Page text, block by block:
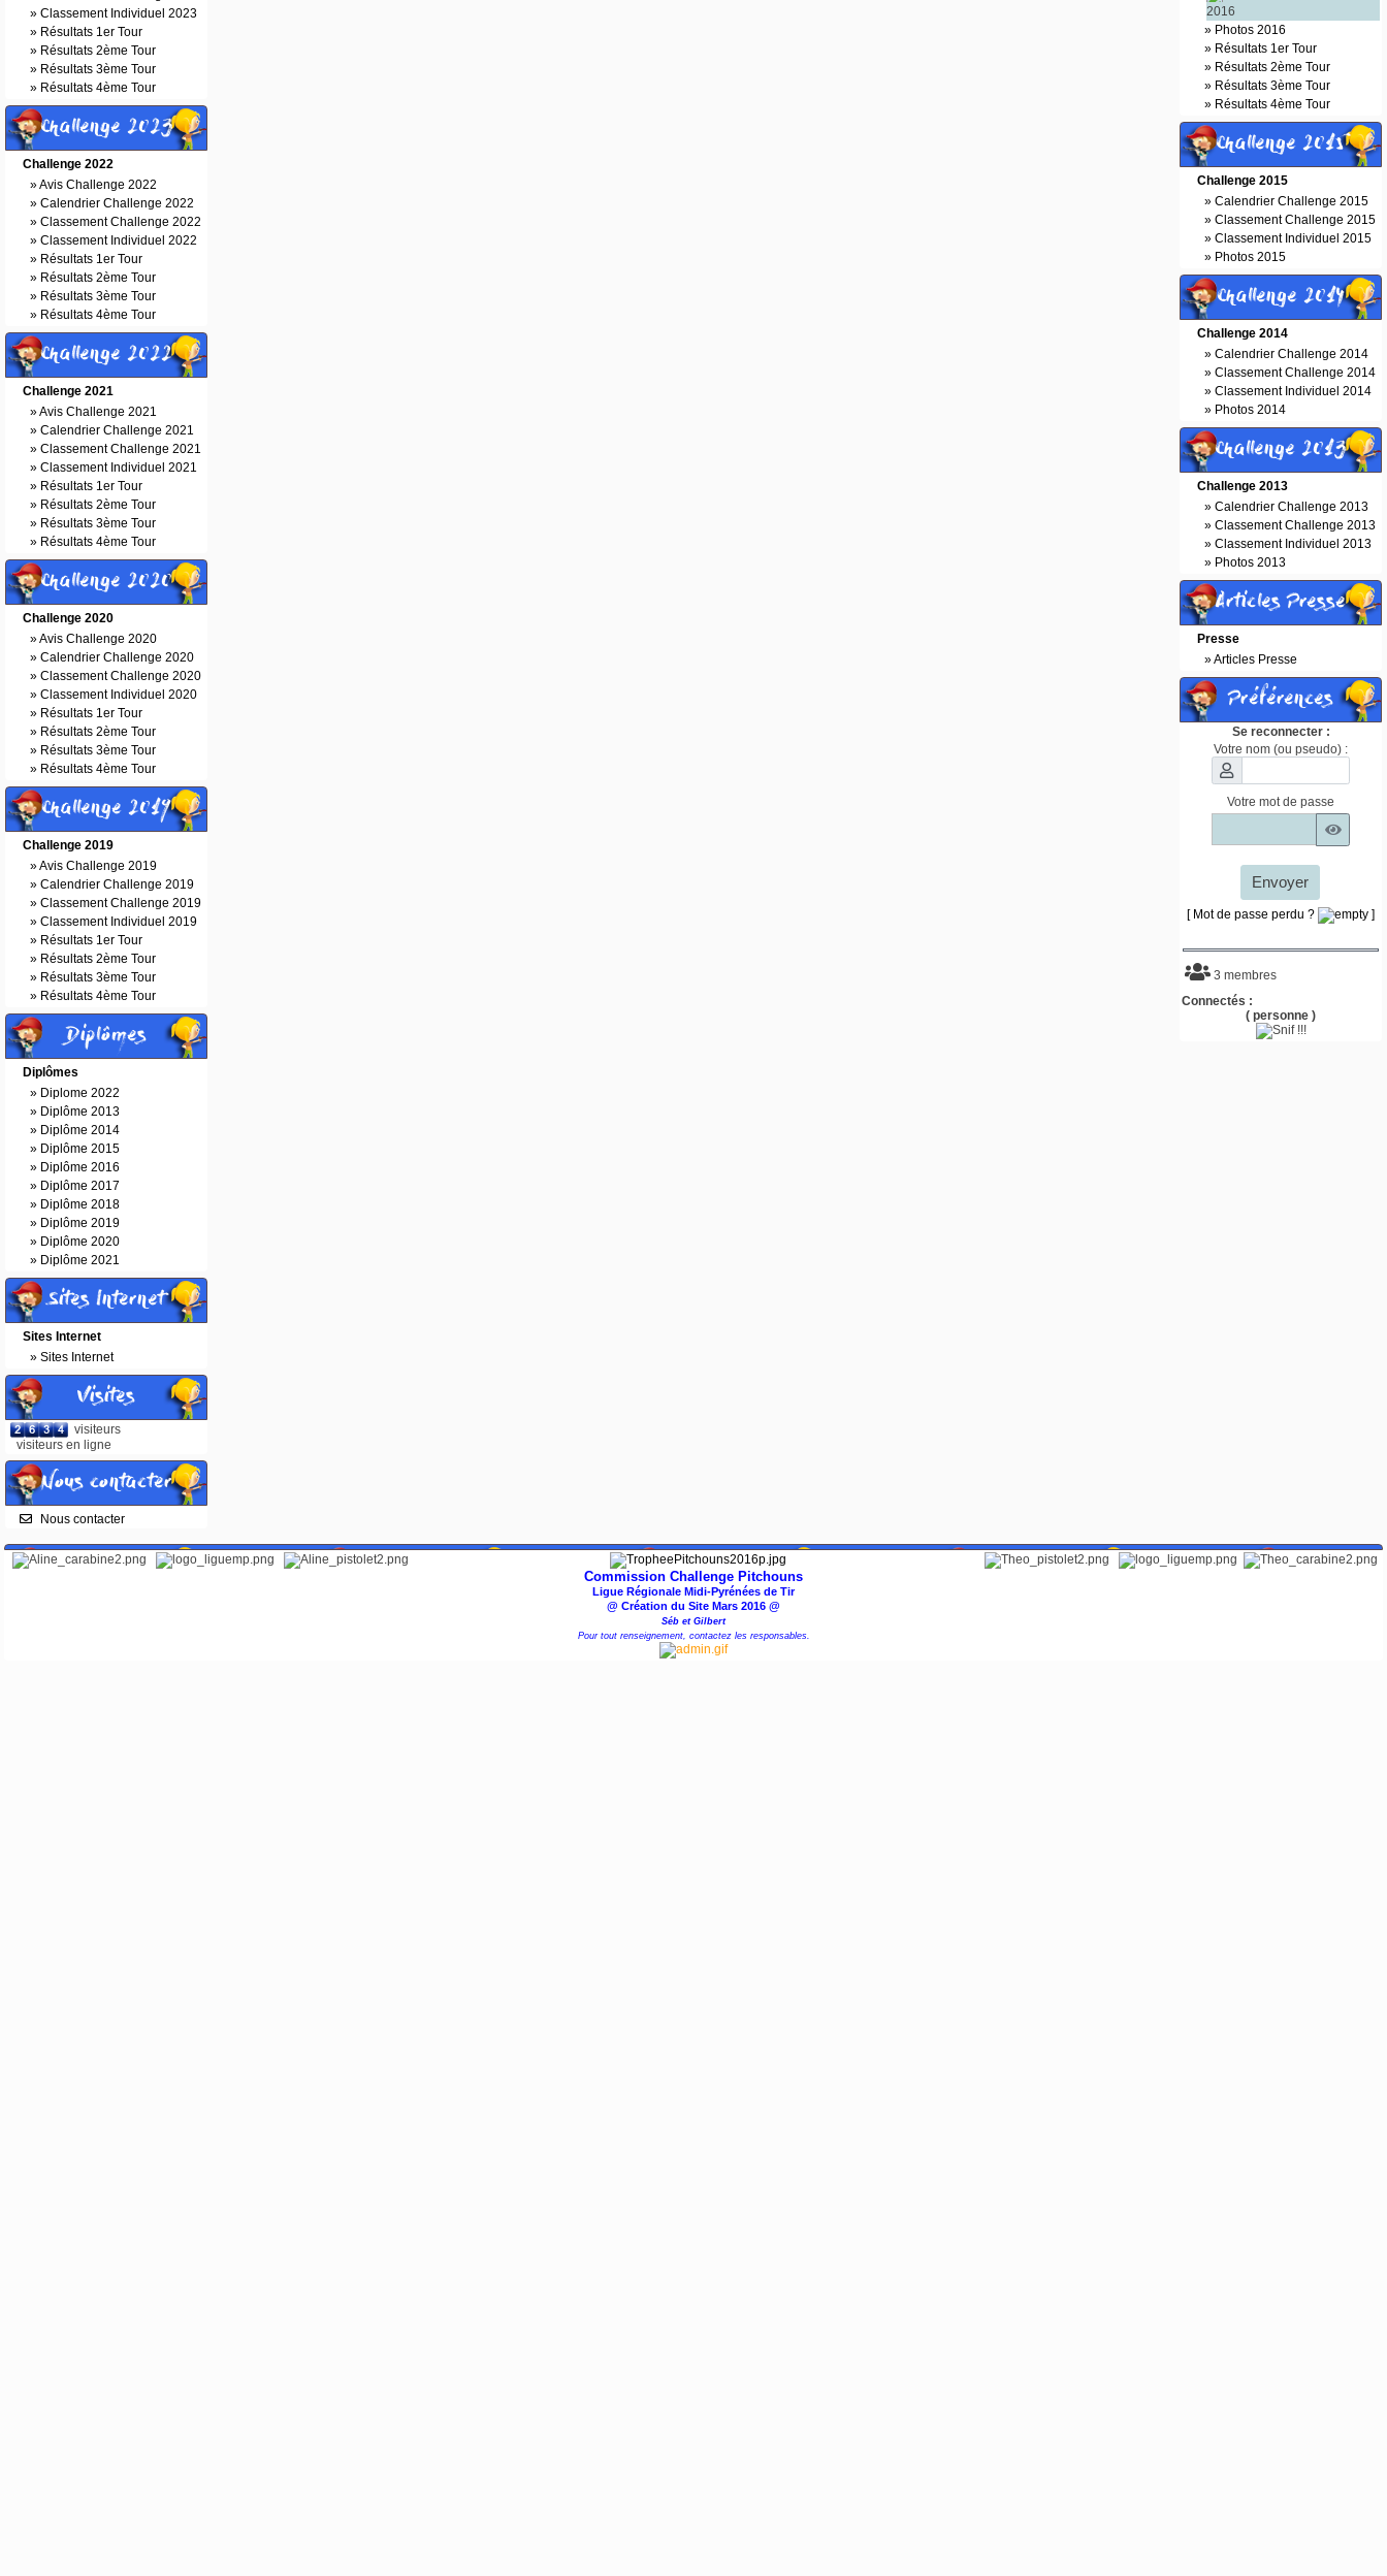
» Classement Individuel 2023
» Résultats 1er Tour
» Résultats 2ème Tour
» Résultats 3ème Tour
» Résultats 4ème Tour
Challenge 2023
Challenge 2022
»Avis Challenge 2022
» Calendrier Challenge 2022
» Classement Challenge 2022
» Classement Individuel 2022
» Résultats 1er Tour
» Résultats 2ème Tour
» Résultats 3ème Tour
» Résultats 4ème Tour
Challenge 2022
Challenge 2021
»Avis Challenge 2021
» Calendrier Challenge 2021
» Classement Challenge 2021
» Classement Individuel 2021
» Résultats 1er Tour
» Résultats 2ème Tour
» Résultats 3ème Tour
» Résultats 4ème Tour
Challenge 2020
Challenge 2020
»Avis Challenge 2020
» Calendrier Challenge 2020
» Classement Challenge 2020
» Classement Individuel 2020
» Résultats 1er Tour
» Résultats 2ème Tour
» Résultats 3ème Tour
» Résultats 4ème Tour
Challenge 2019
Challenge 2019
»Avis Challenge 2019
» Calendrier Challenge 2019
» Classement Challenge 2019
» Classement Individuel 2019
» Résultats 1er Tour
» Résultats 2ème Tour
» Résultats 3ème Tour
» Résultats 4ème Tour
Diplômes
Diplômes
» Diplome 2022
» Diplôme 2013
» Diplôme 2014
» Diplôme 2015
» Diplôme 2016
» Diplôme 2017
» Diplôme 2018
» Diplôme 2019
» Diplôme 2020
» Diplôme 2021
Sites Internet
Sites Internet
» Sites Internet
Visites
visiteurs
visiteurs en ligne
Nous contacter
Nous contacter
2016
» Photos 2016
» Résultats 1er Tour
» Résultats 2ème Tour
» Résultats 3ème Tour
» Résultats 4ème Tour
Challenge 2015
Challenge 2015
» Calendrier Challenge 2015
» Classement Challenge 2015
» Classement Individuel 2015
» Photos 2015
Challenge 2014
Challenge 2014
» Calendrier Challenge 2014
» Classement Challenge 2014
» Classement Individuel 2014
» Photos 2014
Challenge 2013
Challenge 2013
» Calendrier Challenge 2013
» Classement Challenge 2013
» Classement Individuel 2013
» Photos 2013
Articles Presse
Presse
»Articles Presse
Préférences
Se reconnecter :
Votre nom (ou pseudo) :
Votre mot de passe
Envoyer
[ Mot de passe perdu ? ]
3 membres
Connectés :
( personne )
Commission Challenge Pitchouns
Ligue Régionale Midi-Pyrénées de Tir
@ Création du Site Mars 2016 @
Séb et Gilbert
Pour tout renseignement, contactez les responsables.